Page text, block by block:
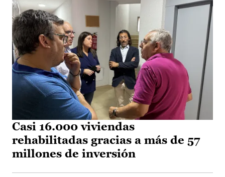
Casi 16.000 viviendas
rehabilitadas gracias a más de 57
millones de inversión